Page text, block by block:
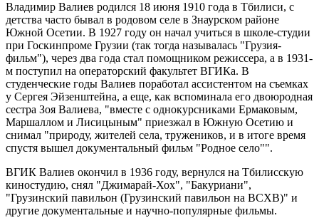
Владимир Валиев родился 18 июня 1910 года в Тбилиси, с
детства часто бывал в родовом селе в Знаурском районе
Южной Осетии. В 1927 году он начал учиться в школе-студии
при Госкинпроме Грузии (так тогда называлась "Грузия-
фильм"), через два года стал помощником режиссера, а в 1931-
м поступил на операторский факультет ВГИКа. В
студенческие годы Валиев поработал ассистентом на съемках
у Сергея Эйзенштейна, а еще, как вспоминала его двоюродная
сестра Зоя Валиева, "вместе с однокурсниками Ермаковым,
Маршаллом и Лисицыным" приезжал в Южную Осетию и
снимал "природу, жителей села, тружеников, и в итоге время
спустя вышел документальный фильм "Родное село"".
ВГИК Валиев окончил в 1936 году, вернулся на Тбилисскую
киностудию, снял "Джимарай-Хох", "Бакуриани",
"Грузинский павильон (Грузинский павильон на ВСХВ)" и
другие документальные и научно-популярные фильмы.